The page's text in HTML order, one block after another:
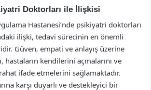
Doktorları ile İlişkisi
Hastanesi’nde psikiyatri doktorları
ilişki, tedavi sürecinin en önemli
Güven, empati ve anlayış üzerine
kendilerini açmalarını ve
ifade etmelerini sağlamaktadır.
karşı duyarlı ve destekleyici bir